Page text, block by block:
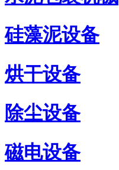
硅藻泥设备
烘干设备
除尘设备
磁电设备